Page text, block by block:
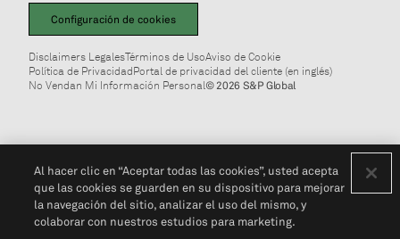
Configuración de cookies
Disclaimers LegalesTérminos de UsoAviso de Cookie
Política de PrivacidadPortal de privacidad del cliente (en inglés)
No Vendan Mi Información Personal© 2026 S&P Global
Al hacer clic en “Aceptar todas las cookies”, usted acepta
que las cookies se guarden en su dispositivo para mejorar
la navegación del sitio, analizar el uso del mismo, y
colaborar con nuestros estudios para marketing.